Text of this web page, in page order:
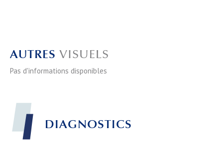
AUTRES VISUELS
Pas d'informations disponibles
DIAGNOSTICS